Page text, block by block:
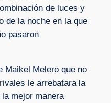
de luces y
de la noche en la que
pasaron
Maikel Melero que no
le arrebatara la
mejor manera